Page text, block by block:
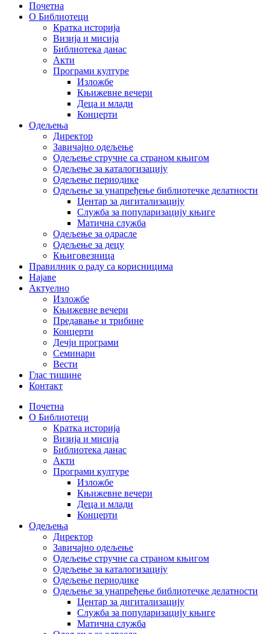
Почетна
О Библиотеци
Кратка историја
Визија и мисија
Библиотека данас
Акти
Програми културе
Изложбе
Књижевне вечери
Деца и млади
Концерти
Одељења
Директор
Завичајно одељење
Одељење стручне са страном књигом
Одељење за каталогизацију
Одељење периодике
Одељење за унапређење библиотечке делатности
Центар за дигитализацију
Служба за популаризацију књиге
Матична служба
Одељење за одрасле
Одељење за децу
Књиговезница
Правилник о раду са корисницима
Најаве
Актуелно
Изложбе
Књижевне вечери
Предавање и трибине
Концерти
Дечји програми
Семинари
Вести
Глас тишине
Контакт
Почетна
О Библиотеци
Кратка историја
Визија и мисија
Библиотека данас
Акти
Програми културе
Изложбе
Књижевне вечери
Деца и млади
Концерти
Одељења
Директор
Завичајно одељење
Одељење стручне са страном књигом
Одељење за каталогизацију
Одељење периодике
Одељење за унапређење библиотечке делатности
Центар за дигитализацију
Служба за популаризацију књиге
Матична служба